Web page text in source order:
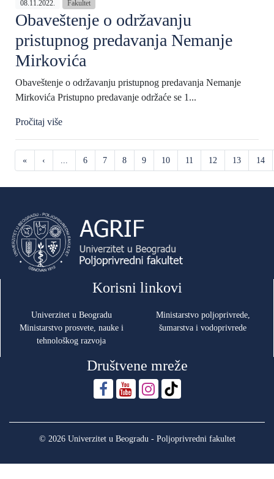
08.11.2022. Fakultet
Obaveštenje o održavanju
pristupnog predavanja Nemanje
Mirkovića
Obaveštenje o održavanju pristupnog predavanja Nemanje
Mirkovića Pristupno predavanje održaće se 1...
Pročitaj više
« ‹ ... 6 7 8 9 10 11 12 13 14
Korisni linkovi
Univerzitet u Beogradu
Ministarstvo prosvete, nauke i
tehnološkog razvoja
Ministarstvo poljoprivrede,
šumarstva i vodoprivrede
Društvene mreže
© 2026 Univerzitet u Beogradu - Poljoprivredni fakultet